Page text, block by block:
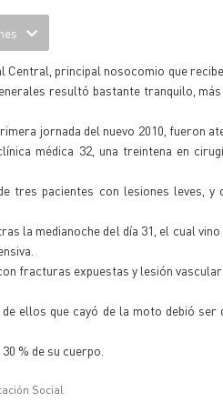
principal nosocomio que
resultó bastante tranquilo,
jornada del nuevo 2010, fueron
médica 32, una treintena en
tres pacientes con lesiones leves, y
la medianoche del día 31, el cual
fracturas expuestas y lesión
ellos que cayó de la moto debió ser
% de su cuerpo.
Social